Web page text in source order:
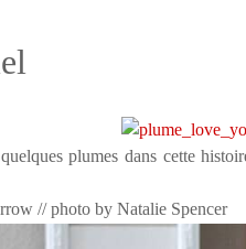
plumes dans cette